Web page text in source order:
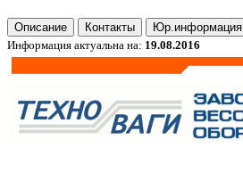
Описание Контакты
Юр.информация
Информация актуальна на: 19.08.2016